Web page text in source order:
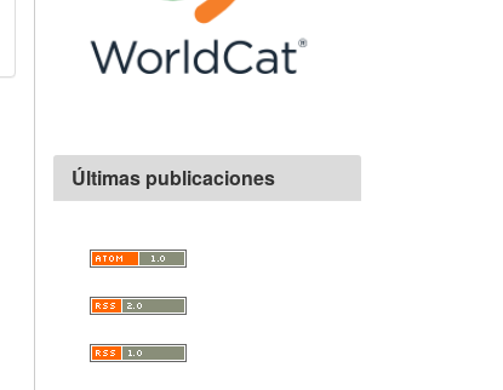
Últimas publicaciones